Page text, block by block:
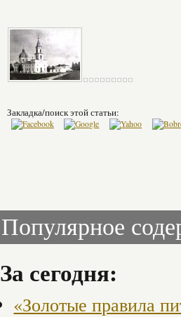
Закладка/поиск этой статьи:
Популярное
За сегодня:
«Золотые правила